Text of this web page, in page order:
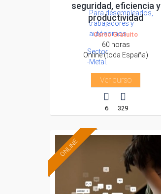
Para desempleados,
trabajadores y
autónomos.
Sector
-Metal.
seguridad, eficiencia y
productividad
Curso Gratuito
60 horas
Online (toda España)
Ver curso
6 329
ONLINE